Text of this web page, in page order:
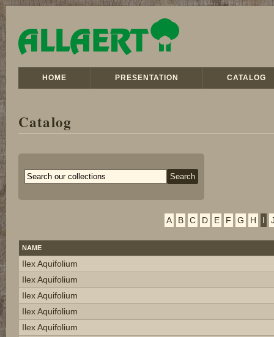
HOME PRESENTATION CATALOG
Catalog
A B C D E F G H I
NAME
Ilex Aquifolium
Ilex Aquifolium
Ilex Aquifolium
Ilex Aquifolium
Ilex Aquifolium